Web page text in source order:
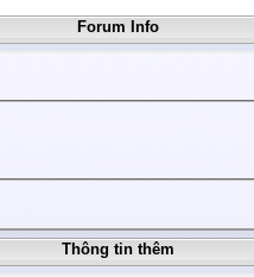
Forum Info
Thông tin thêm